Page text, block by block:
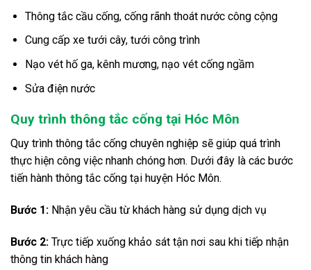
Thông tắc cầu cống, cống rãnh thoát nước công cộng
Cung cấp xe tưới cây, tưới công trình
Nạo vét hố ga, kênh mương, nạo vét cống ngầm
Sửa điện nước
Quy trình thông tắc cống tại Hóc Môn
Quy trình thông tắc cống chuyên nghiệp sẽ giúp quá trình
thực hiện công việc nhanh chóng hơn. Dưới đây là các bước
tiến hành thông tắc cống tại huyện Hóc Môn.
Bước 1: Nhận yêu cầu từ khách hàng sử dụng dịch vụ
Bước 2: Trực tiếp xuống khảo sát tận nơi sau khi tiếp nhận
thông tin khách hàng